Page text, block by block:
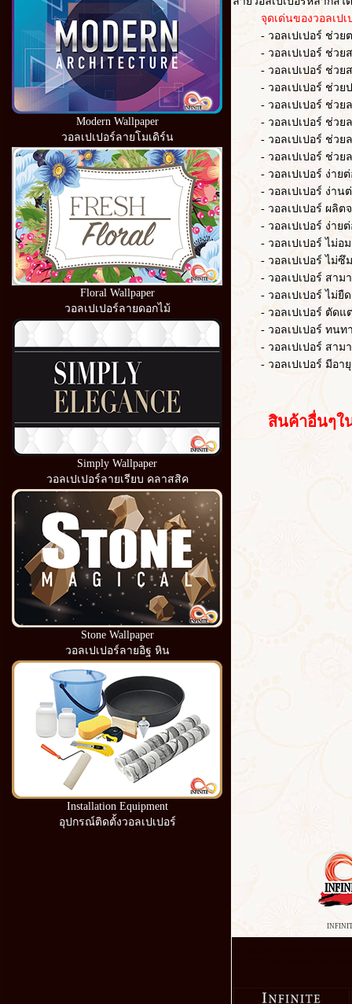
Modern Wallpaper
วอลเปเปอร์ลายโมเดิร์น
Floral Wallpaper
วอลเปเปอร์ลายดอกไม้
Simply Wallpaper
วอลเปเปอร์ลายเรียบ คลาสสิค
Stone Wallpaper
วอลเปเปอร์ลายอิฐ หิน
Installation Equipment
อุปกรณ์ติดตั้งวอลเปเปอร์
จุดเด่นของวอลเปเป
- วอลเปเปอร์ ช่วยต
- วอลเปเปอร์ ช่วยสร้
- วอลเปเปอร์ ช่วยส
- วอลเปเปอร์ ช่วยป
- วอลเปเปอร์ ช่วยลด
- วอลเปเปอร์ ช่วยลด
- วอลเปเปอร์ ช่วยล
- วอลเปเปอร์ ช่วยลด
- วอลเปเปอร์ ง่ายต่
- วอลเปเปอร์ ง่านต่
- วอลเปเปอร์ ผลิตจ
- วอลเปเปอร์ ง่ายต่
- วอลเปเปอร์ ไม่อ
- วอลเปเปอร์ ไม่ซึ
- วอลเปเปอร์ สามาร
- วอลเปเปอร์ ไม่ยืด
- วอลเปเปอร์ ตัดแต่
- วอลเปเปอร์ ทนท
- วอลเปเปอร์ สามา
- วอลเปเปอร์ มีอายุ
สินค้าอื่นๆใน